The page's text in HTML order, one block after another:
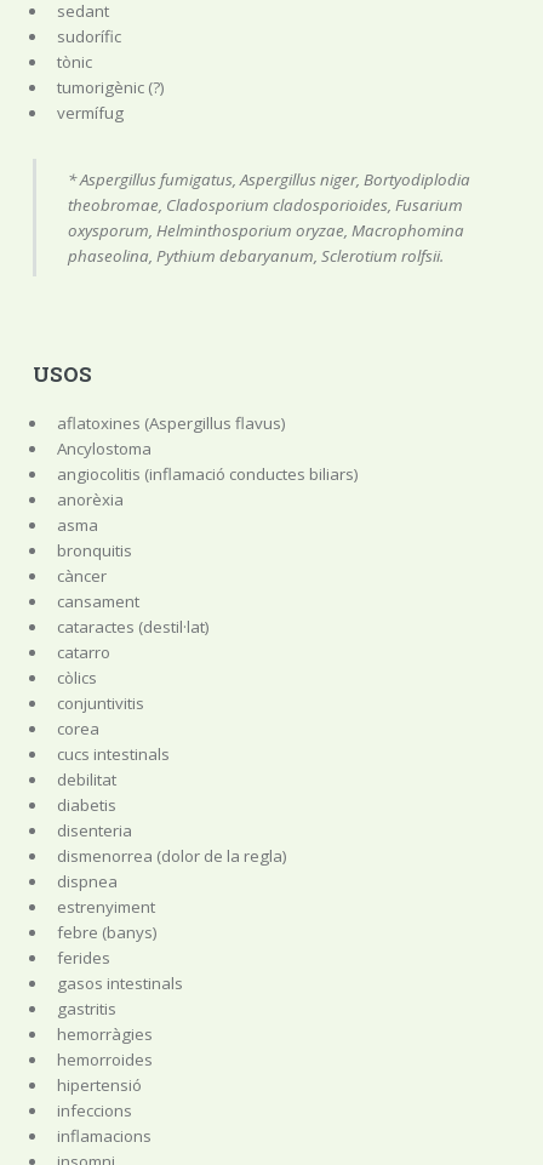
sedant
sudorífic
tònic
tumorigènic (?)
vermífug
* Aspergillus fumigatus, Aspergillus niger, Bortyodiplodia
theobromae, Cladosporium cladosporioides, Fusarium
oxysporum, Helminthosporium oryzae, Macrophomina
phaseolina, Pythium debaryanum, Sclerotium rolfsii.
USOS
aflatoxines (Aspergillus flavus)
Ancylostoma
angiocolitis (inflamació conductes biliars)
anorèxia
asma
bronquitis
càncer
cansament
cataractes (destil·lat)
catarro
còlics
conjuntivitis
corea
cucs intestinals
debilitat
diabetis
disenteria
dismenorrea (dolor de la regla)
dispnea
estrenyiment
febre (banys)
ferides
gasos intestinals
gastritis
hemorràgies
hemorroides
hipertensió
infeccions
inflamacions